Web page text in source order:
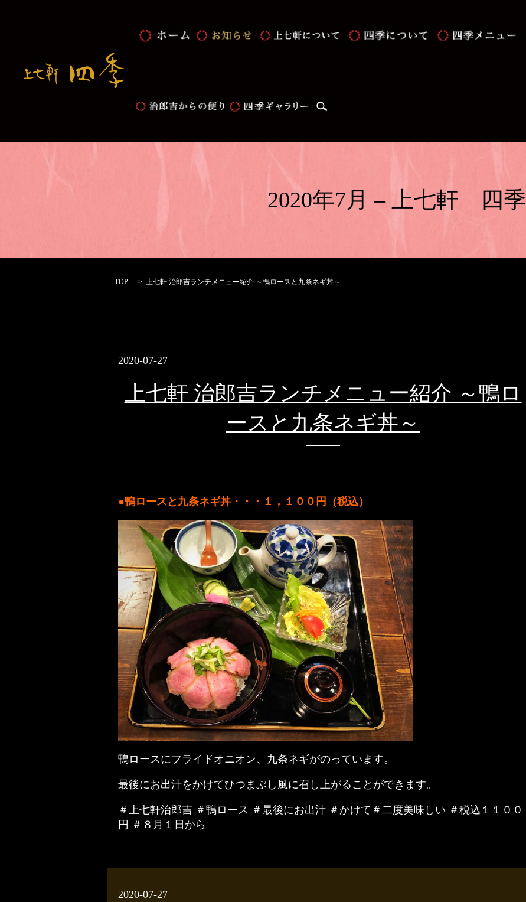
2020年7月 – 上七軒 四季
TOP 上七軒 治郎吉ランチメニュー紹介 ～鴨ロースと九条ネギ丼～
2020-07-27
上七軒 治郎吉ランチメニュー紹介 ～鴨ロ
ースと九条ネギ丼～
●鴨ロースと九条ネギ丼・・・１，１００円（税込）
鴨ロースにフライドオニオン、九条ネギがのっています。
最後にお出汁をかけてひつまぶし風に召し上がることができます。
＃上七軒治郎吉 ＃鴨ロース ＃最後にお出汁 ＃かけて＃二度美味しい ＃税込１１００
円 ＃８月１日から
2020-07-27